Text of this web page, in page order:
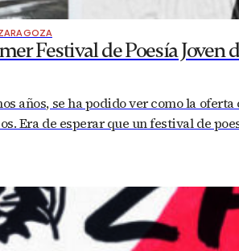
Festival de Poesía Joven
años, se ha podido ver como la
Era de esperar que un festival de